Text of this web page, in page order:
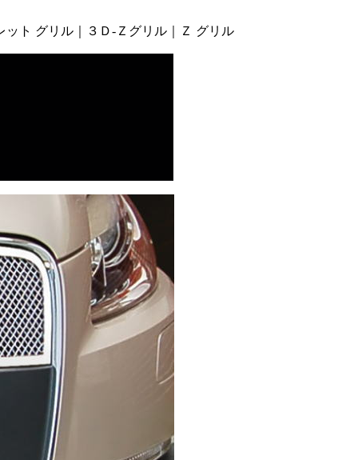
イスラー
ラー_セブ
・ダッジ_
タムグリ
ンダー_カ
リル・トヨ
ヨタ_クル
ムグリ
４７０_カ
、アメ車グリル、
サンティ_グリル、
、アルミ_ビレット_グリル、
イス_グリル、
ト グリル｜３Ｄ-Ｚグリル｜Ｚ グリル